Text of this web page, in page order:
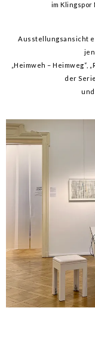
im Klingspor
Ausstellungsansicht
„Heimweh – Heimweg“,
der
und